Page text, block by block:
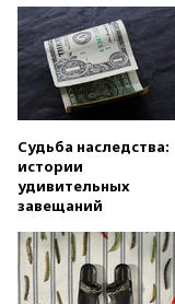
Судьба наследства:
истории
удивительных
завещаний